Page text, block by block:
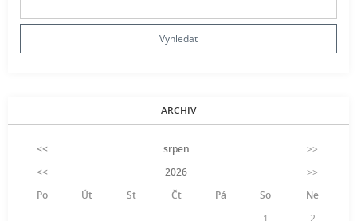
ARCHIV
<< srpen
>>
<<
2026
>>
Po
Út St Čt Pá So
Ne